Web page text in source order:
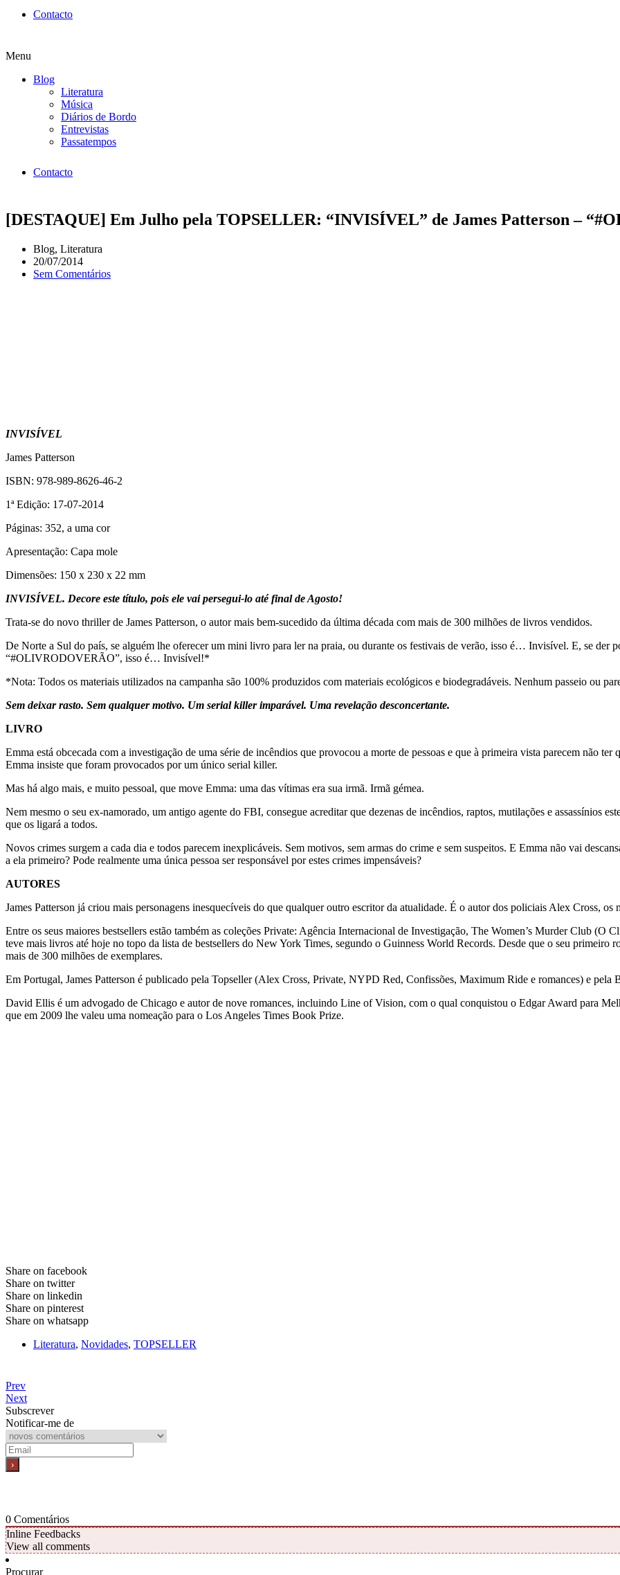
Contacto
Menu
Blog
Literatura
Música
Diários de Bordo
Entrevistas
Passatempos
Contacto
[DESTAQUE] Em Julho pela TOPSELLER: “INVISÍVEL” de James Patterson –
Blog, Literatura
20/07/2014
Sem Comentários
INVISÍVEL
James Patterson
ISBN: 978-989-8626-46-2
1ª Edição: 17-07-2014
Páginas: 352, a uma cor
Apresentação: Capa mole
Dimensões: 150 x 230 x 22 mm
INVISÍVEL. Decore este título, pois ele vai persegui-lo até final de Agosto!
Trata-se do novo thriller de James Patterson, o autor mais bem-sucedido da última década com mais de 300 milhões de livros vendidos.
De Norte a Sul do país, se alguém lhe oferecer um mini livro para ler na praia, ou durante os festivais de verão, isso é… Invisível. E, se der
“#OLIVRODOVERÃO”, isso é… Invisível!*
*Nota: Todos os materiais utilizados na campanha são 100% produzidos com materiais ecológicos e biodegradáveis. Nenhum passeio ou
Sem deixar rasto. Sem qualquer motivo. Um serial killer imparável. Uma revelação desconcertante.
LIVRO
Emma está obcecada com a investigação de uma série de incêndios que provocou a morte de pessoas e que à primeira vista parecem não
Emma insiste que foram provocados por um único serial killer.
Mas há algo mais, e muito pessoal, que move Emma: uma das vítimas era sua irmã. Irmã gémea.
Nem mesmo o seu ex-namorado, um antigo agente do FBI, consegue acreditar que dezenas de incêndios, raptos, mutilações e assassínios
que os ligará a todos.
Novos crimes surgem a cada dia e todos parecem inexplicáveis. Sem motivos, sem armas do crime e sem suspeitos. E Emma não vai
a ela primeiro? Pode realmente uma única pessoa ser responsável por estes crimes impensáveis?
AUTORES
James Patterson já criou mais personagens inesquecíveis do que qualquer outro escritor da atualidade. É o autor dos policiais Alex Cross,
Entre os seus maiores bestsellers estão também as coleções Private: Agência Internacional de Investigação, The Women’s Murder Club (O
teve mais livros até hoje no topo da lista de bestsellers do New York Times, segundo o Guinness World Records. Desde que o seu primeiro
mais de 300 milhões de exemplares.
Em Portugal, James Patterson é publicado pela Topseller (Alex Cross, Private, NYPD Red, Confissões, Maximum Ride e romances) e pela
David Ellis é um advogado de Chicago e autor de nove romances, incluindo Line of Vision, com o qual conquistou o Edgar Award para
que em 2009 lhe valeu uma nomeação para o Los Angeles Times Book Prize.
Share on facebook
Share on twitter
Share on linkedin
Share on pinterest
Share on whatsapp
Literatura, Novidades, TOPSELLER
Prev
Next
Subscrever
Notificar-me de
0 Comentários
Inline Feedbacks
View all comments
Procurar